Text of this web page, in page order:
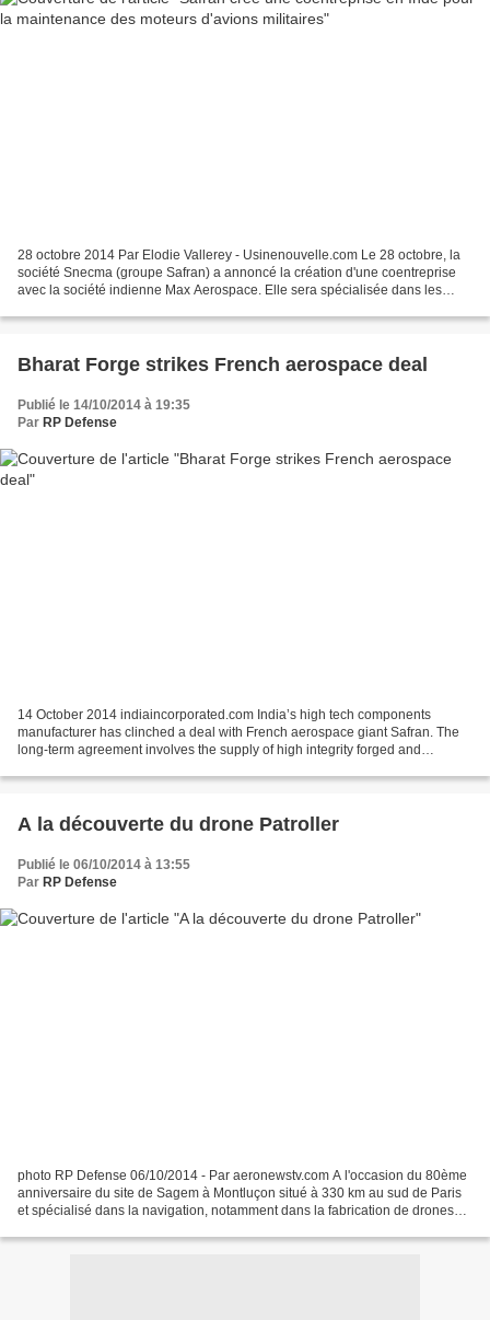
28 octobre 2014 Par Elodie Vallerey - Usinenouvelle.com Le 28 octobre, la
société Snecma (groupe Safran) a annoncé la création d'une coentreprise
avec la société indienne Max Aerospace. Elle sera spécialisée dans les
Bharat Forge strikes French aerospace deal
Publié le 14/10/2014 à 19:35
Par RP Defense
14 October 2014 indiaincorporated.com India’s high tech components
manufacturer has clinched a deal with French aerospace giant Safran. The
long-term agreement involves the supply of high integrity forged and
A la découverte du drone Patroller
Publié le 06/10/2014 à 13:55
Par RP Defense
photo RP Defense 06/10/2014 - Par aeronewstv.com A l'occasion du 80ème
anniversaire du site de Sagem à Montluçon situé à 330 km au sud de Paris
et spécialisé dans la navigation, notamment dans la fabrication de drones